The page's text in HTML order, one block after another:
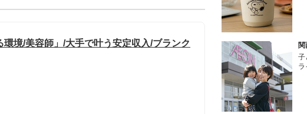
境/美容師」/大手で叶う安定収入/ブランク
関
子
ラ